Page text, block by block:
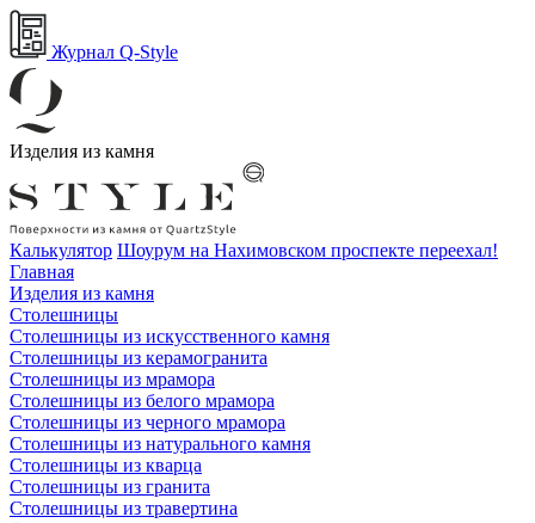
Журнал Q-Style
Изделия из камня
Калькулятор Шоурум на Нахимовском проспекте переехал!
Главная
Изделия из камня
Столешницы
Столешницы из искусственного камня
Столешницы из керамогранита
Столешницы из мрамора
Столешницы из белого мрамора
Столешницы из черного мрамора
Столешницы из натурального камня
Столешницы из кварца
Столешницы из гранита
Столешницы из травертина